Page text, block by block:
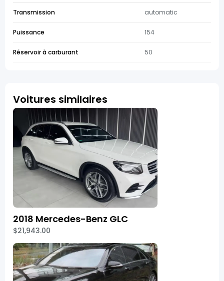
Transmission automatic
Puissance 154
Réservoir à carburant 50
Voitures similaires
2018 Mercedes-Benz GLC
$21,943.00